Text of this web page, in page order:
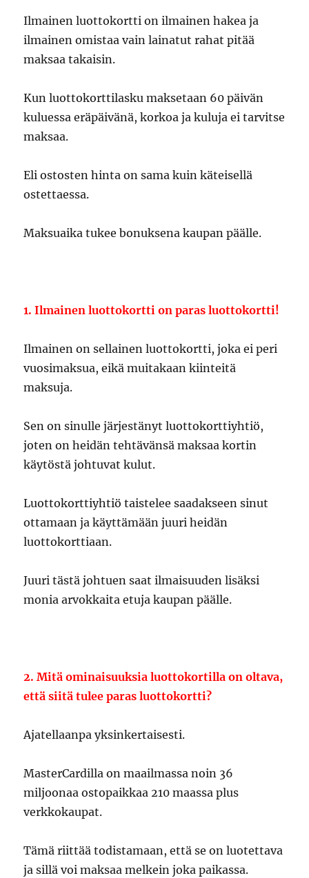
Ilmainen luottokortti on ilmainen hakea ja
ilmainen omistaa vain lainatut rahat pitää
maksaa takaisin.
Kun luottokorttilasku maksetaan 60 päivän
kuluessa eräpäivänä, korkoa ja kuluja ei tarvitse
maksaa.
Eli ostosten hinta on sama kuin käteisellä
ostettaessa.
Maksuaika tukee bonuksena kaupan päälle.
1. Ilmainen luottokortti on paras luottokortti!
Ilmainen on sellainen luottokortti, joka ei peri
vuosimaksua, eikä muitakaan kiinteitä
maksuja.
Sen on sinulle järjestänyt luottokorttiyhtiö,
joten on heidän tehtävänsä maksaa kortin
käytöstä johtuvat kulut.
Luottokorttiyhtiö taistelee saadakseen sinut
ottamaan ja käyttämään juuri heidän
luottokorttiaan.
Juuri tästä johtuen saat ilmaisuuden lisäksi
monia arvokkaita etuja kaupan päälle.
2. Mitä ominaisuuksia luottokortilla on oltava,
että siitä tulee paras luottokortti?
Ajatellaanpa yksinkertaisesti.
MasterCardilla on maailmassa noin 36
miljoonaa ostopaikkaa 210 maassa plus
verkkokaupat.
Tämä riittää todistamaan, että se on luotettava
ja sillä voi maksaa melkein joka paikassa.